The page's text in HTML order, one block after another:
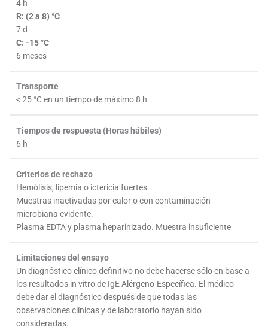
4 h
R: (2 a 8) °C
7 d
C: -15 °C
6 meses
Transporte
< 25 °C en un tiempo de máximo 8 h
Tiempos de respuesta (Horas hábiles)
6 h
Criterios de rechazo
Hemólisis, lipemia o ictericia fuertes.
Muestras inactivadas por calor o con contaminación
microbiana evidente.
Plasma EDTA y plasma heparinizado. Muestra insuficiente
Limitaciones del ensayo
Un diagnóstico clínico definitivo no debe hacerse sólo en base a
los resultados in vitro de IgE Alérgeno-Específica. El médico
debe dar el diagnóstico después de que todas las
observaciones clínicas y de laboratorio hayan sido
consideradas.